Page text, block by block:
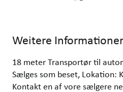
Weitere
18 meter Transportør til
Sælges som beset, Lokation:
Kontakt en af vore sælgere